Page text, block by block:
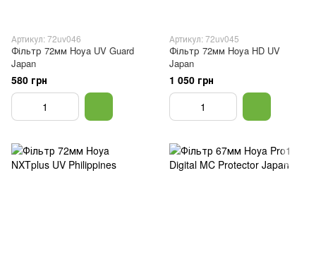
Артикул: 72uv046
Фільтр 72мм Hoya UV Guard
Japan
580 грн
Артикул: 72uv045
Фільтр 72мм Hoya HD UV
Japan
1 050 грн